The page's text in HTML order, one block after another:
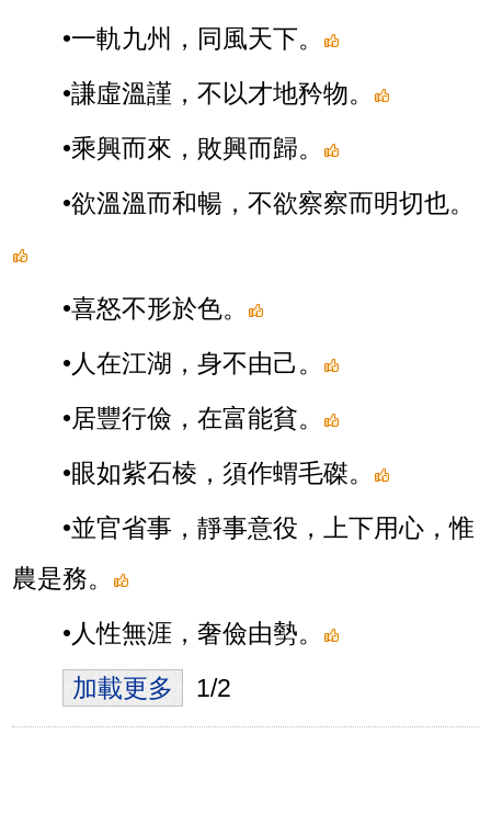
•一軌九州，同風天下。
•謙虛溫謹，不以才地矜物。
•乘興而來，敗興而歸。
•欲溫溫而和暢，不欲察察而明切也。
•喜怒不形於色。
•人在江湖，身不由己。
•居豐行儉，在富能貧。
•眼如紫石棱，須作蝟毛磔。
•並官省事，靜事意役，上下用心，惟
農是務。
•人性無涯，奢儉由勢。
加載更多
1/2